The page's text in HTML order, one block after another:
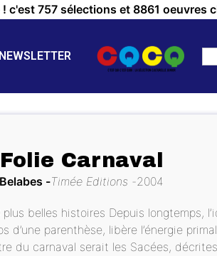
c'est 757 sélections et 8861 oeuvres
NEWSLETTER
Carnaval
Timée Editions 2004
plus belles histoires Depuis longtemps,
d’une parenthèse, libère l’énergie
du carnaval serait les Sacées,